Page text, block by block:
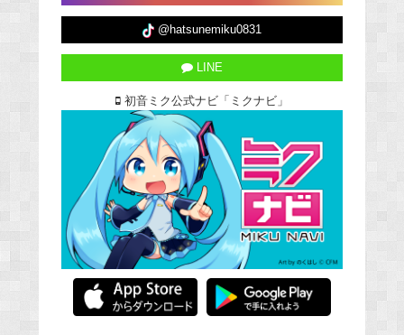
@hatsunemiku0831
LINE
初音ミク公式ナビ「ミクナビ」